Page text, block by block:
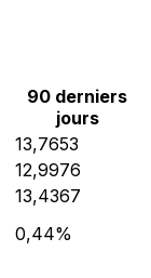
90 derniers
jours
13,7653
12,9976
13,4367
0,44%